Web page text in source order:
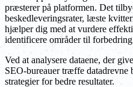
præsterer på platformen. Det
beskedleveringsrater, læste
hjælper dig med at vurdere
identificere områder til
Ved at analysere dataene, der
SEO-bureauer træffe datadrevne
strategier for bedre resultater.